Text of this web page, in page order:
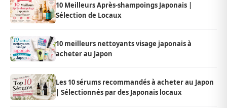
10 Meilleurs Après-shampoings Japonais |
Sélection de Locaux
10 meilleurs nettoyants visage japonais à
acheter au Japon
Les 10 sérums recommandés à acheter au Japon
| Sélectionnés par des Japonais locaux